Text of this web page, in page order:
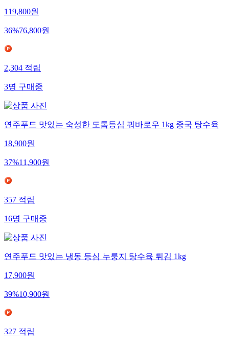
119,800원
36%76,800원
2,304적립
3명구매중
연주푸드 맛있는 숙성한 도톰등심 꿔바로우 1kg 중국 탕수육
18,900원
37%11,900원
357적립
16명구매중
연주푸드 맛있는 냉동 등심 누룽지 탕수육 튀김 1kg
17,900원
39%10,900원
327적립